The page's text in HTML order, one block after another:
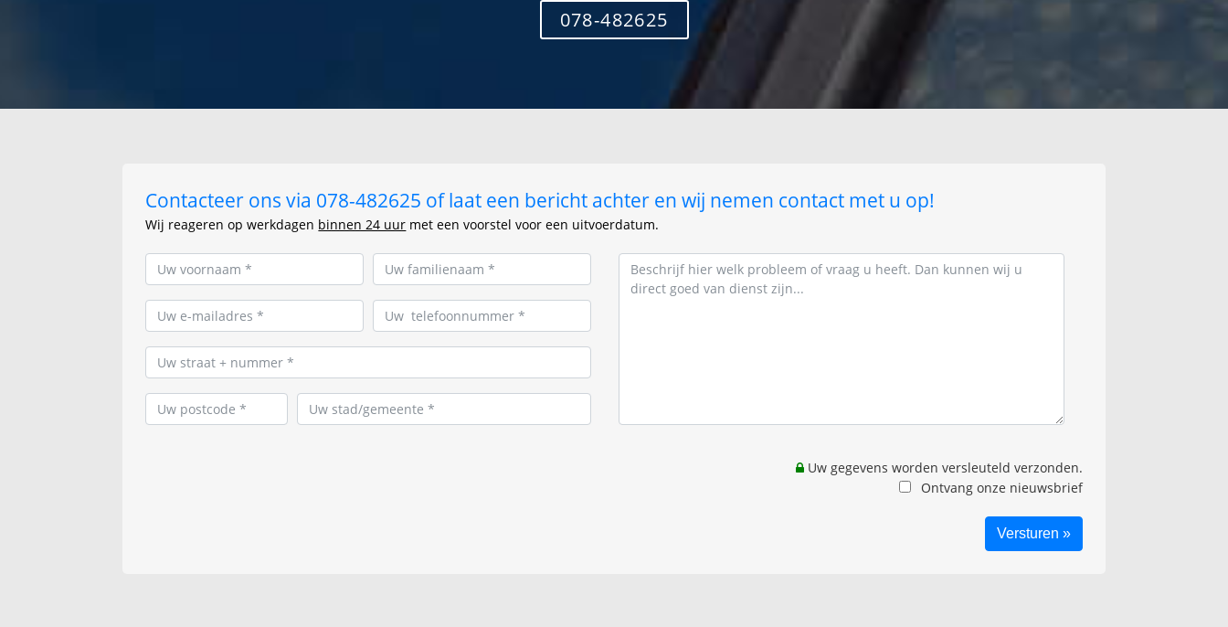
078-482625
Contacteer ons via 078-482625 of laat een bericht achter en wij nemen contact met u op!
Wij reageren op werkdagen binnen 24 uur met een voorstel voor een uitvoerdatum.
Uw gegevens worden versleuteld verzonden.
Ontvang onze nieuwsbrief